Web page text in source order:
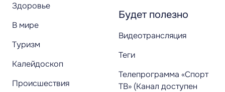
Здоровье
В мире
Туризм
Калейдоскоп
Происшествия
Будет полезно
Видеотрансляция
Теги
Телепрограмма «Спорт
ТВ» (Канал доступен